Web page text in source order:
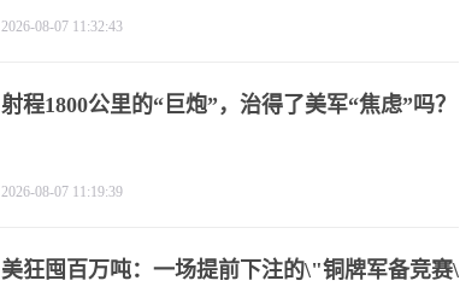
2026-08-07 11:32:43
射程1800公里的“巨炮”，治得了美军“焦虑”吗？
2026-08-07 11:19:39
美狂囤百万吨：一场提前下注的\"铜牌军备竞赛\"